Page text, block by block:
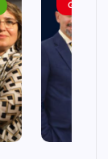
GENEL